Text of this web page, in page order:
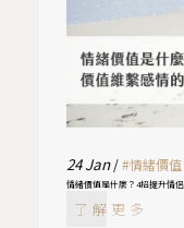
24Jan /#情緒價值
情緒價值是什麼？4招提升情
了解更多